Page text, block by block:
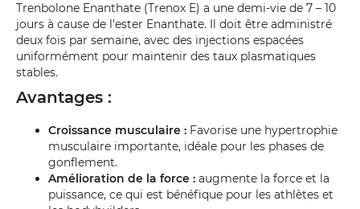
Trenbolone Enanthate (Trenox E) a une demi-vie de 7 – 10
jours à cause de l'ester Enanthate. Il doit être administré
deux fois par semaine, avec des injections espacées
uniformément pour maintenir des taux plasmatiques
stables.
Avantages :
Croissance musculaire : Favorise une hypertrophie
musculaire importante, idéale pour les phases de
gonflement.
Amélioration de la force : augmente la force et la
puissance, ce qui est bénéfique pour les athlètes et